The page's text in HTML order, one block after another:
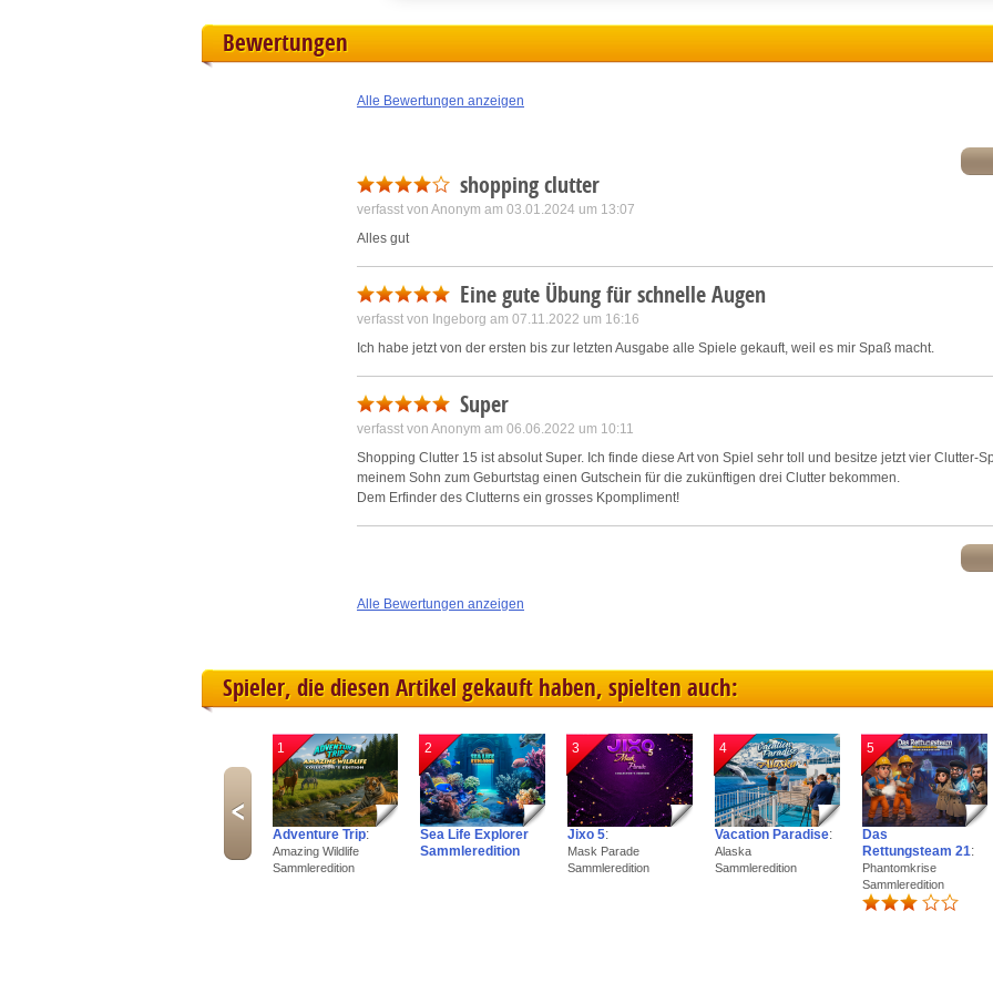
Bewertungen
Alle Bewertungen anzeigen
shopping clutter
verfasst von Anonym am 03.01.2024 um 13:07
Alles gut
Eine gute Übung für schnelle Augen
verfasst von Ingeborg am 07.11.2022 um 16:16
Ich habe jetzt von der ersten bis zur letzten Ausgabe alle Spiele gekauft, weil es mir Spaß macht.
Super
verfasst von Anonym am 06.06.2022 um 10:11
Shopping Clutter 15 ist absolut Super. Ich finde diese Art von Spiel sehr toll und besitze jetzt vier Clutter-
meinem Sohn zum Geburtstag einen Gutschein für die zukünftigen drei Clutter bekommen.
Dem Erfinder des Clutterns ein grosses Kpompliment!
Alle Bewertungen anzeigen
Spieler, die diesen Artikel gekauft haben, spielten auch:
1
Adventure Trip:
Amazing Wildlife
Sammleredition
2
Sea Life Explorer
Sammleredition
3
Jixo 5:
Mask Parade
Sammleredition
4
Vacation Paradise:
Alaska
Sammleredition
5
Das
Rettungsteam 21:
Phantomkrise
Sammleredition
Identify devices based on information transmitted automatically
Show Purposes